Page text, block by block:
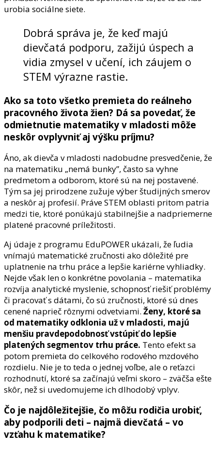
urobia sociálne siete.
Dobrá správa je, že keď majú
dievčatá podporu, zažijú úspech a
vidia zmysel v učení, ich záujem o
STEM výrazne rastie.
Ako sa toto všetko premieta do reálneho
pracovného života žien? Dá sa povedať, že
odmietnutie matematiky v mladosti môže
neskôr ovplyvniť aj výšku príjmu?
Áno, ak dievča v mladosti nadobudne presvedčenie, že
na matematiku „nemá bunky”, často sa vyhne
predmetom a odborom, ktoré sú na nej postavené.
Tým sa jej prirodzene zužuje výber študijných smerov
a neskôr aj profesií. Práve STEM oblasti pritom patria
medzi tie, ktoré ponúkajú stabilnejšie a nadpriemerne
platené pracovné príležitosti.
Aj údaje z programu EduPOWER ukázali, že ľudia
vnímajú matematické zručnosti ako dôležité pre
uplatnenie na trhu práce a lepšie kariérne vyhliadky.
Nejde však len o konkrétne povolania – matematika
rozvíja analytické myslenie, schopnosť riešiť problémy
či pracovať s dátami, čo sú zručnosti, ktoré sú dnes
cenené naprieč rôznymi odvetviami. Ženy, ktoré sa
od matematiky odklonia už v mladosti, majú
menšiu pravdepodobnosť vstúpiť do lepšie
platených segmentov trhu práce. Tento efekt sa
potom premieta do celkového rodového mzdového
rozdielu. Nie je to teda o jednej voľbe, ale o reťazci
rozhodnutí, ktoré sa začínajú veľmi skoro – zväčša ešte
skôr, než si uvedomujeme ich dlhodobý vplyv.
Čo je najdôležitejšie, čo môžu rodičia urobiť,
aby podporili deti – najmä dievčatá – vo
vzťahu k matematike?